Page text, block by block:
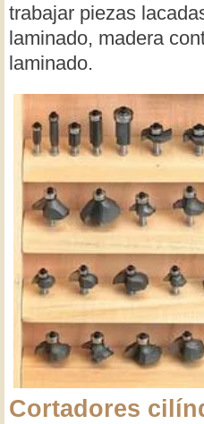
trabajar piezas
laminado, madera
laminado.
Cortadores